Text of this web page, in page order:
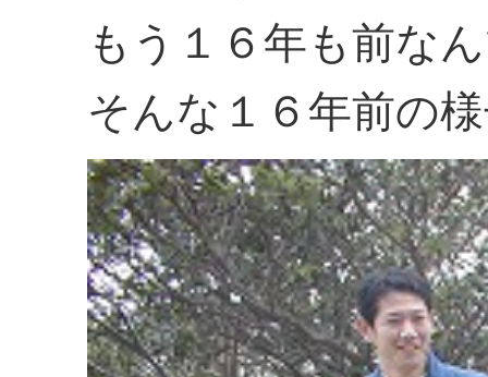
もう１６年も前な
そんな１６年前の